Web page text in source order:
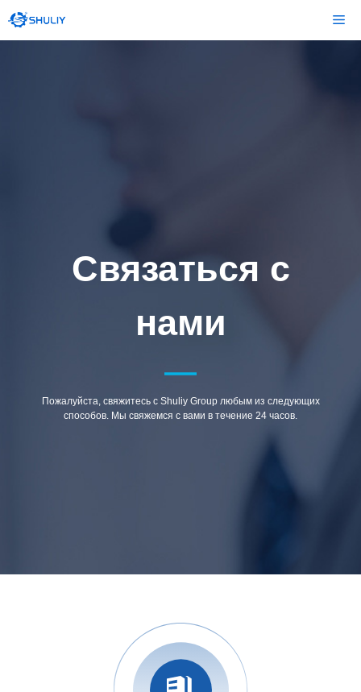
Связаться с
нами
Пожалуйста, свяжитесь с Shuliy Group любым из следующих
способов. Мы свяжемся с вами в течение 24 часов.